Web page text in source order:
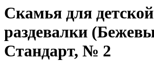
Скамья для детской
раздевалки
Стандарт, № 2